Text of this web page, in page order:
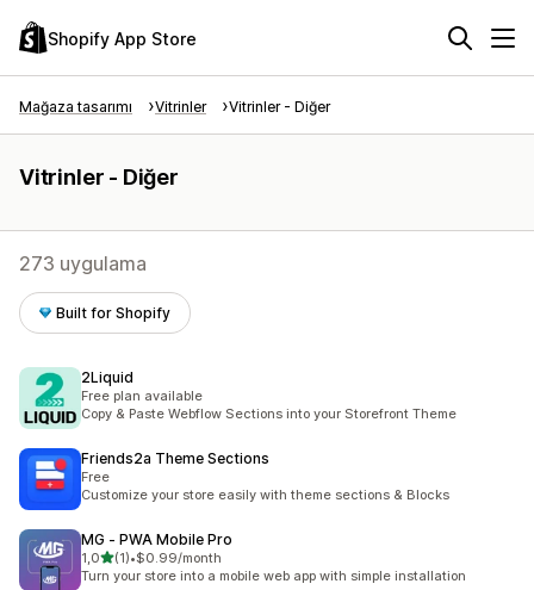
Shopify App Store
Mağaza tasarımı Vitrinler Vitrinler - Diğer
Vitrinler - Diğer
273 uygulama
Built for Shopify
2Liquid
Free plan available
Copy & Paste Webflow Sections into your Storefront Theme
Friends2a Theme Sections
Free
Customize your store easily with theme sections & Blocks
MG ‑ PWA Mobile Pro
1,05 yıldız üzerinden
(1)
toplam 1 değerlendirme
•$0.99/month
Turn your store into a mobile web app with simple installation